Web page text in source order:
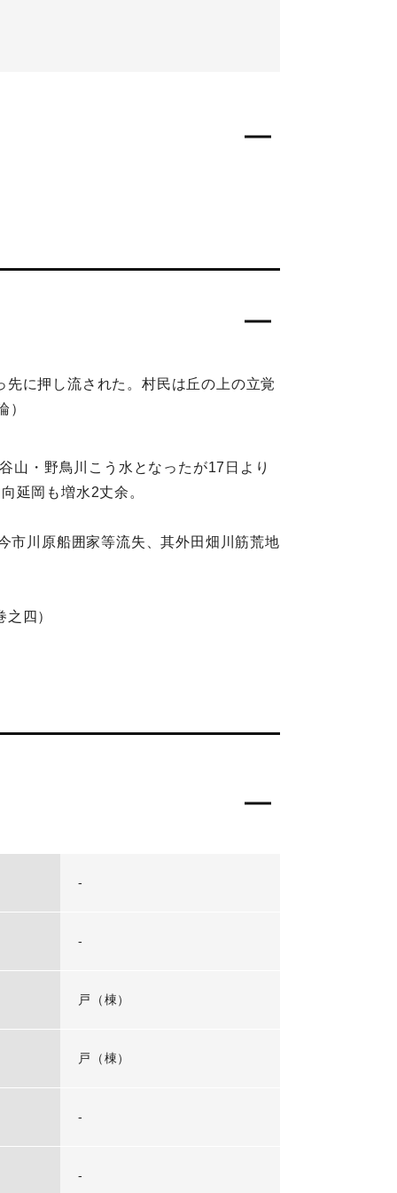
に押し流された。村民は丘の上の立覚
）
・野鳥川こう水となったが17日より
延岡も増水2丈余。
市川原船囲家等流失、其外田畑川筋荒地
四）
-
-
戸（棟）
戸（棟）
-
-